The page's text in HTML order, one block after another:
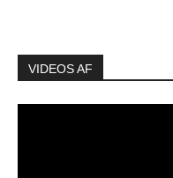
VIDEOS AF